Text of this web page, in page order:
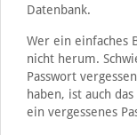
Datenbank.
Wer ein einfaches
nicht herum.
Passwort
haben, ist auch
ein vergessenes